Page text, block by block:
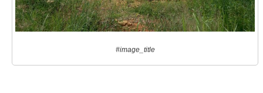
#image_title